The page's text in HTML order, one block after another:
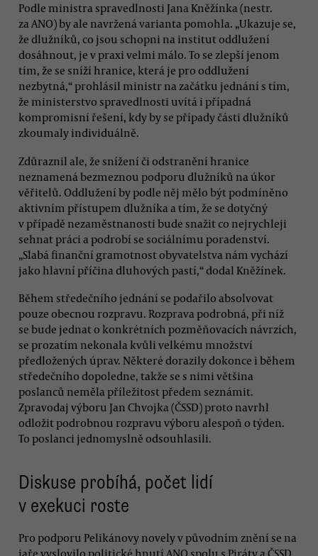
Podle ministra spravedlnosti Jana Kněžínka (nestr.
za ANO) by ale navržená varianta pomohla. „Ukazuje se,
že dlužníků, co jsou schopni na institut oddlužení
dosáhnout, je v praxi velmi málo. To se zlepší jenom
tím, že se sníží hranice, která je pro oddlužení
nezbytná,“ prohlásil ministr na začátku jednání s tím,
že ministerstvo spravedlnosti uvítá i případná
kompromisní řešení, kdy by se případy části dlužníků
zkoumaly individuálně.
Zdůraznil ale, že snížení či odstranění hranice
neznamená bezmeznou podporu dlužníků na úkor
věřitelů. Oddlužení by podle něj mělo být podmíněno
aktivním přístupem dlužníka a tím, že se dotyčný
v případě nezaměstnanosti bude snažit co nejrychleji
sehnat práci a podrobí se sociálnímu poradenství.
„Slabá finanční gramotnost obyvatelstva nám vychází
jako hlavní příčina dluhových pastí,“ dodal Kněžínek.
Během středečního jednání se podařilo absolvovat
pouze obecnou rozpravu. Rozprava podrobná, při níž
se bude jednat o konkrétních pozměňovacích návrzích,
se prozatím nekonala kvůli velkému množství
předložených úprav. Některé dorazily dokonce i během
středečního dopoledne, takže se s nimi většina
poslanců neměla příležitost předem seznámit.
Zpravodaj výboru Jan Chvojka (ČSSD) proto navrhl
odložit podrobnou rozpravu výboru alespoň o týden.
To poslanci jednomyslně odsouhlasili.
Diskuse probíhá, počet lidí
v exekuci roste
Pro podporu Pelikánovy novely v původním znění se na
jaře vyslovilo politické hnutí ANO spolu s Piráty a ČSSD.